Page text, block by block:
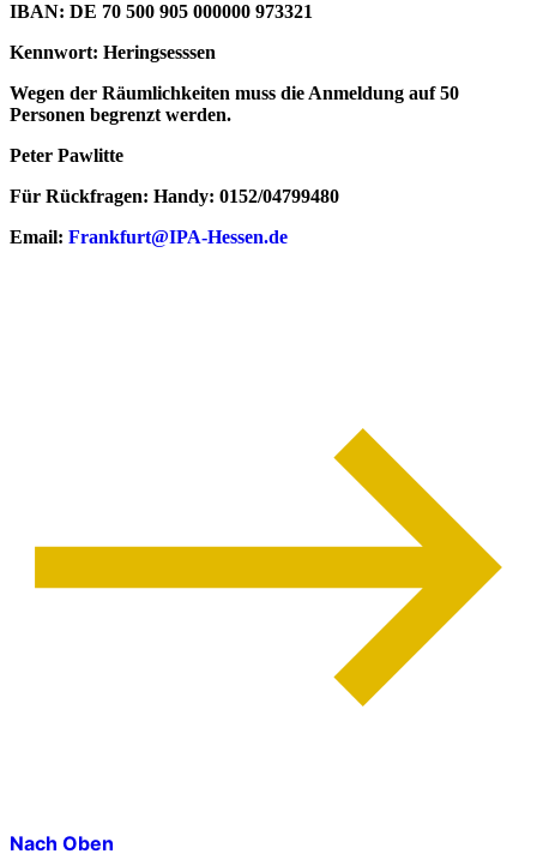
IBAN: DE 70 500 905 000000 973321
Kennwort: Heringsesssen
Wegen der Räumlichkeiten muss die Anmeldung auf 50
Personen begrenzt werden.
Peter Pawlitte
Für Rückfragen: Handy: 0152/04799480
Email: Frankfurt@IPA-Hessen.de
Nach Oben